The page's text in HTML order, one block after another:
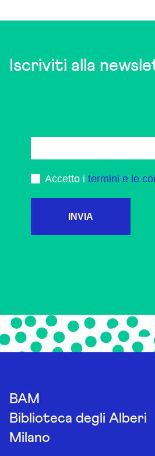
Iscriviti alla
Accetto i termini e le
INVIA
BAM
Biblioteca degli Alberi
Milano